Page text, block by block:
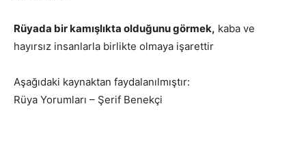
Rüyada bir kamışlıkta olduğunu görmek, kaba ve
hayırsız insanlarla birlikte olmaya işarettir
Aşağıdaki kaynaktan faydalanılmıştır:
Rüya Yorumları – Şerif Benekçi